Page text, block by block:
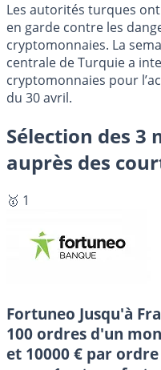
Les autorités turques
en garde contre les
cryptomonnaies. La
centrale de Turquie a
cryptomonnaies pour
du 30 avril.
Sélection des 3
auprès des
🥇 1
Fortuneo Jusqu'à
100 ordres d'un
et 10000 € par